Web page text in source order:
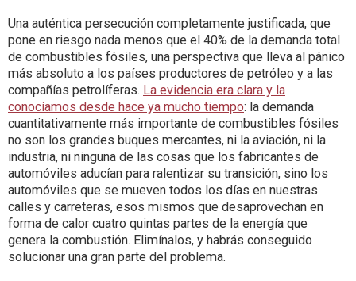
Una auténtica persecución completamente justificada, que
pone en riesgo nada menos que el 40% de la demanda total
de combustibles fósiles, una perspectiva que lleva al pánico
más absoluto a los países productores de petróleo y a las
compañías petrolíferas. La evidencia era clara y la
conocíamos desde hace ya mucho tiempo: la demanda
cuantitativamente más importante de combustibles fósiles
no son los grandes buques mercantes, ni la aviación, ni la
industria, ni ninguna de las cosas que los fabricantes de
automóviles aducían para ralentizar su transición, sino los
automóviles que se mueven todos los días en nuestras
calles y carreteras, esos mismos que desaprovechan en
forma de calor cuatro quintas partes de la energía que
genera la combustión. Elimínalos, y habrás conseguido
solucionar una gran parte del problema.